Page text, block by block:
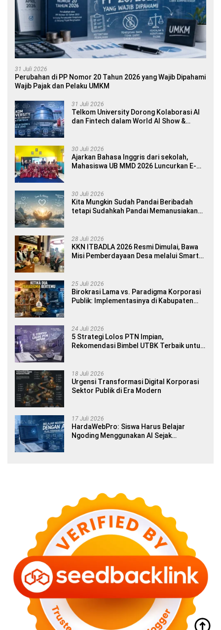
31 Juli 2026
Perubahan di PP Nomor 20 Tahun 2026 yang Wajib Dipahami
Wajib Pajak dan Pelaku UMKM
31 Juli 2026
Telkom University Dorong Kolaborasi AI
dan Fintech dalam World AI Show &
30 Juli 2026
Ajarkan Bahasa Inggris dari sekolah,
Mahasiswa UB MMD 2026 Luncurkan E-
30 Juli 2026
Kita Mungkin Sudah Pandai Beribadah
tetapi Sudahkah Pandai Memanusiakan
28 Juli 2026
KKN ITBADLA 2026 Resmi Dimulai, Bawa
Misi Pemberdayaan Desa melalui Smart
25 Juli 2026
Birokrasi Lama vs. Paradigma Korporasi
Publik: Implementasinya di Kabupaten
24 Juli 2026
5 Strategi Lolos PTN Impian,
Rekomendasi Bimbel UTBK Terbaik untuk
18 Juli 2026
Urgensi Transformasi Digital Korporasi
Sektor Publik di Era Modern
17 Juli 2026
HardaWebPro: Siswa Harus Belajar
Ngoding Menggunakan AI Sejak